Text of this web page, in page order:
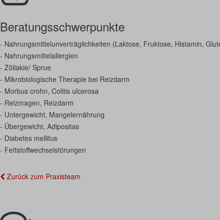
Beratungsschwerpunkte
- Nahrungsmittelunverträglichkeiten (Laktose, Fruktose, Histamin,
- Nahrungsmittelallergien
- Zöliakie/ Sprue
- Mikrobiologische Therapie bei Reizdarm
- Morbus crohn, Colitis ulcerosa
- Reizmagen, Reizdarm
- Untergewicht, Mangelernährung
- Übergewicht, Adipositas
- Diabetes mellitus
- Fettstoffwechselstörungen
Zurück zum Praxisteam